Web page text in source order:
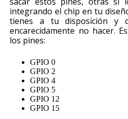
integrando el chip en tu
tienes a tu disposición y
encarecidamente no hacer.
los pines:
GPIO 0
GPIO 2
GPIO 4
GPIO 5
GPIO 12
GPIO 15